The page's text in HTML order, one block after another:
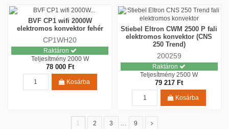
BVF CP1 wifi 2000W
elektromos konvektor fehér
CP1WH20
Raktáron
Teljesítmény 2000 W
78 000 Ft
Kosárba
Stiebel Eltron CWM 2500 P fali
elektromos konvektor (CNS
250 Trend)
200259
Raktáron
Teljesítmény2500 W
79 217 Ft
Kosárba
1 2 3 9